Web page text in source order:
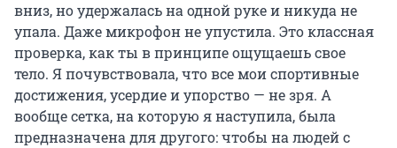
вниз, но удержалась на одной руке и никуда не
упала. Даже микрофон не упустила. Это классная
проверка, как ты в принципе ощущаешь свое
тело. Я почувствовала, что все мои спортивные
достижения, усердие и упорство — не зря. А
вообще сетка, на которую я наступила, была
предназначена для другого: чтобы на людей с